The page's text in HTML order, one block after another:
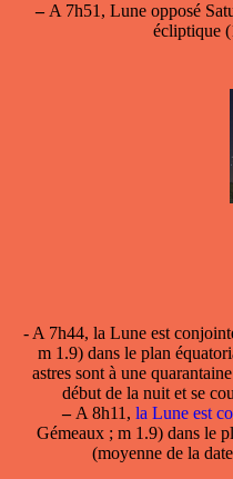
–A 7h51, Lune opposé
écliptique
- A 7h44, la Luneest
m 1.9) dans le plan
astres sont à une
début de la nuit et se
–A 8h11, la Lune est
Gémeaux ; m 1.9) dans le
(moyenne de la